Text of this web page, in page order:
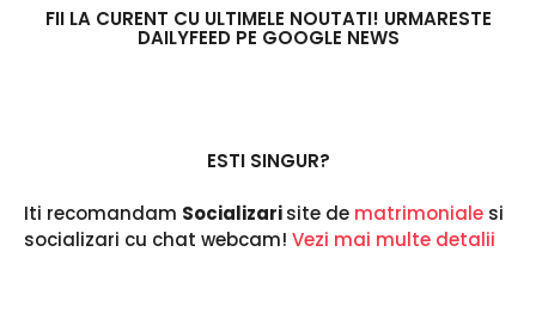
i
FII LA CURENT CU ULTIMELE NOUTATI! URMARESTE
DAILYFEED PE GOOGLE NEWS
ESTI SINGUR?
Iti recomandam Socializarisite de matrimoniale si
socializari cu chat webcam! Vezi mai multe detalii